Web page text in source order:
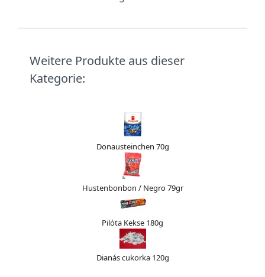
Weitere Produkte aus dieser
Kategorie:
Donausteinchen 70g
Hustenbonbon / Negro 79gr
Pilóta Kekse 180g
Dianás cukorka 120g